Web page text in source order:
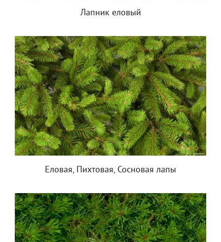
Лапник еловый
Еловая, Пихтовая, Сосновая лапы